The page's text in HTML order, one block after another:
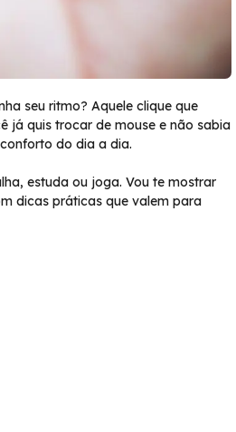
seu ritmo? Aquele clique que
já quis trocar de mouse e não sabia
do dia a dia.
estuda ou joga. Vou te mostrar
dicas práticas que valem para